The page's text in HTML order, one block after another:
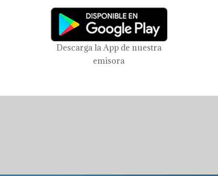
Descarga la App de nuestra
emisora